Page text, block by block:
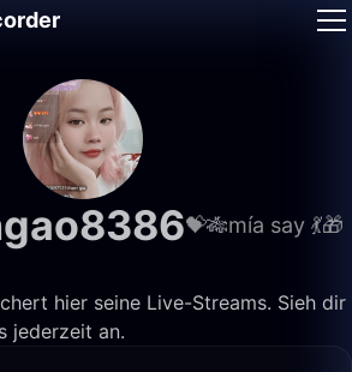
💝🎋mía say 💃🎁
hier seine Live-Streams. Sieh dir
jederzeit an.